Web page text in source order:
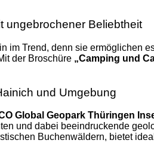
ungebrochener Beliebtheit
im Trend, denn sie ermöglichen
der Broschüre „Camping und
und Umgebung
Global Geopark Thüringen
und dabei beeindruckende
Buchenwäldern, bietet